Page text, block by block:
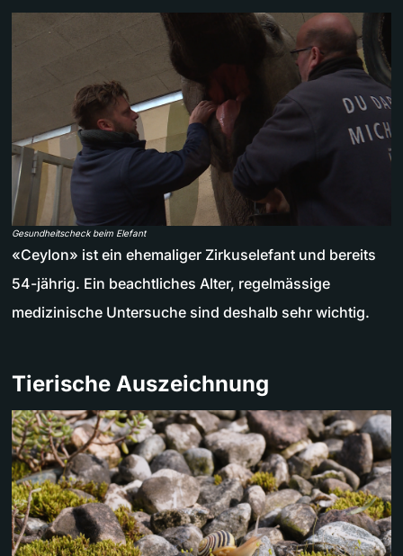
Gesundheitscheck beim Elefant
«Ceylon» ist ein ehemaliger Zirkuselefant und bereits
54-jährig. Ein beachtliches Alter, regelmässige
medizinische Untersuche sind deshalb sehr wichtig.
Tierische Auszeichnung